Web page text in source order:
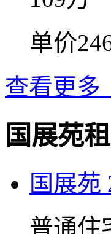
单价
查看更多
国展苑
国展苑
普通住